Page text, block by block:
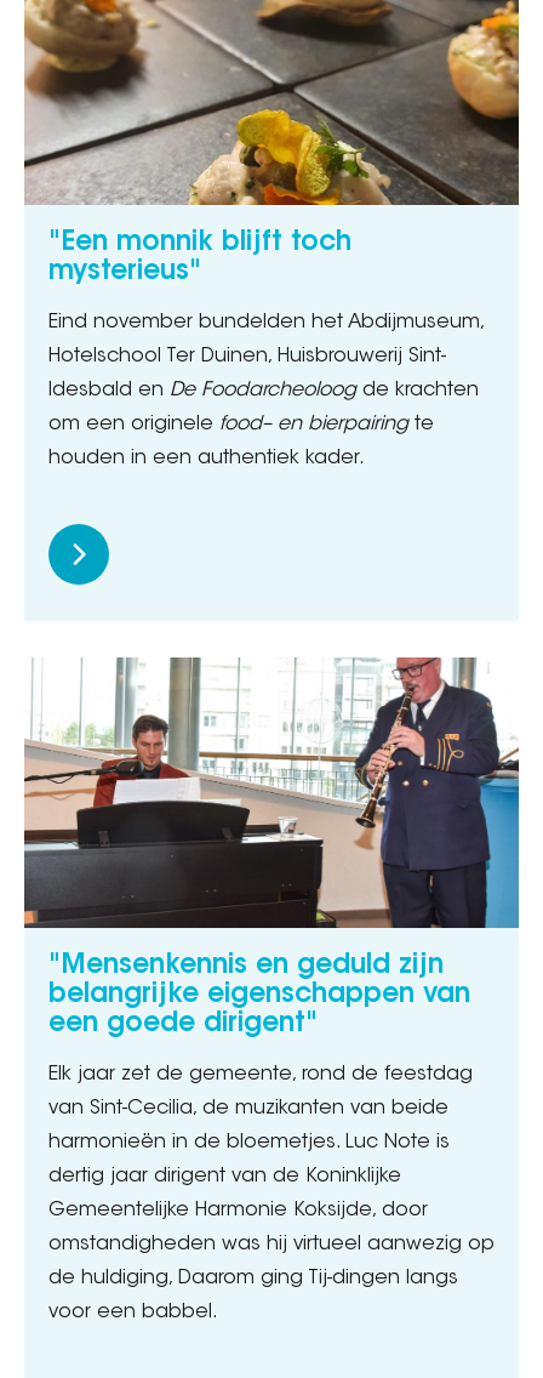
"Een monnik blijft toch
mysterieus"
Eind november bundelden het Abdijmuseum,
Hotelschool Ter Duinen, Huisbrouwerij Sint-
Idesbald en De Foodarcheoloogde krachten
om een originele food– en bierpairingte
houden in een authentiek kader.
"Mensenkennis en geduld zijn
belangrijke eigenschappen van
een goede dirigent"
Elk jaar zet de gemeente, rond de feestdag
van Sint-Cecilia, de muzikanten van beide
harmonieën in de bloemetjes. Luc Note is
dertig jaar dirigent van de Koninklijke
Gemeentelijke Harmonie Koksijde, door
omstandigheden was hij virtueel aanwezig op
de huldiging, Daarom ging Tij-dingen langs
voor een babbel.